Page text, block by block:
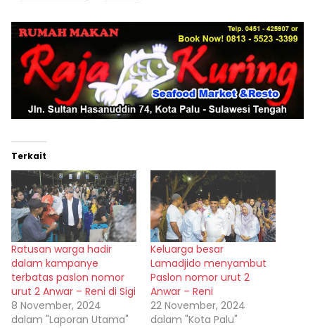
Terkait
Ratusan warga hadir
dalam kampanye
terbatas paslon nomor
urut 2 Anwar – Reni di Sigi
8 November, 2024
dalam "Laporan Utama"
Keluarga besar
Lamadjido menyambut
Paslon nomor urut 2
Anwar – Reni
22 November, 2024
dalam "Kota Palu"